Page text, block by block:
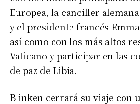
Europea, la canciller
y el presidente francés
así como con los más altos
Vaticano y participar en las
de paz de Libia.
Blinken cerrará su viaje con